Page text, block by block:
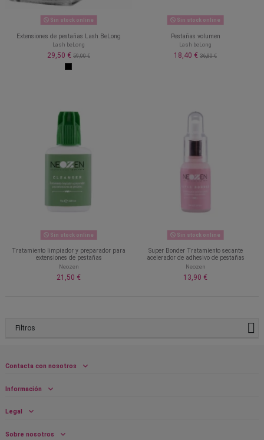
Sin stock online
Extensiones de pestañas Lash BeLong
Lash beLong
29,50 € 59,00 €
Sin stock online
Pestañas volumen
Lash beLong
18,40 € 36,80 €
Sin stock online
Tratamiento limpiador y preparador para
extensiones de pestañas
Neozen
21,50 €
Sin stock online
Super Bonder Tratamiento secante
acelerador de adhesivo de pestañas
Neozen
13,90 €
Filtros
Contacta con nosotros
Información
Legal
Sobre nosotros